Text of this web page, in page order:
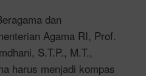
dan
Agama RI, Prof.
S.T.P., M.T.,
harus menjadi kompas